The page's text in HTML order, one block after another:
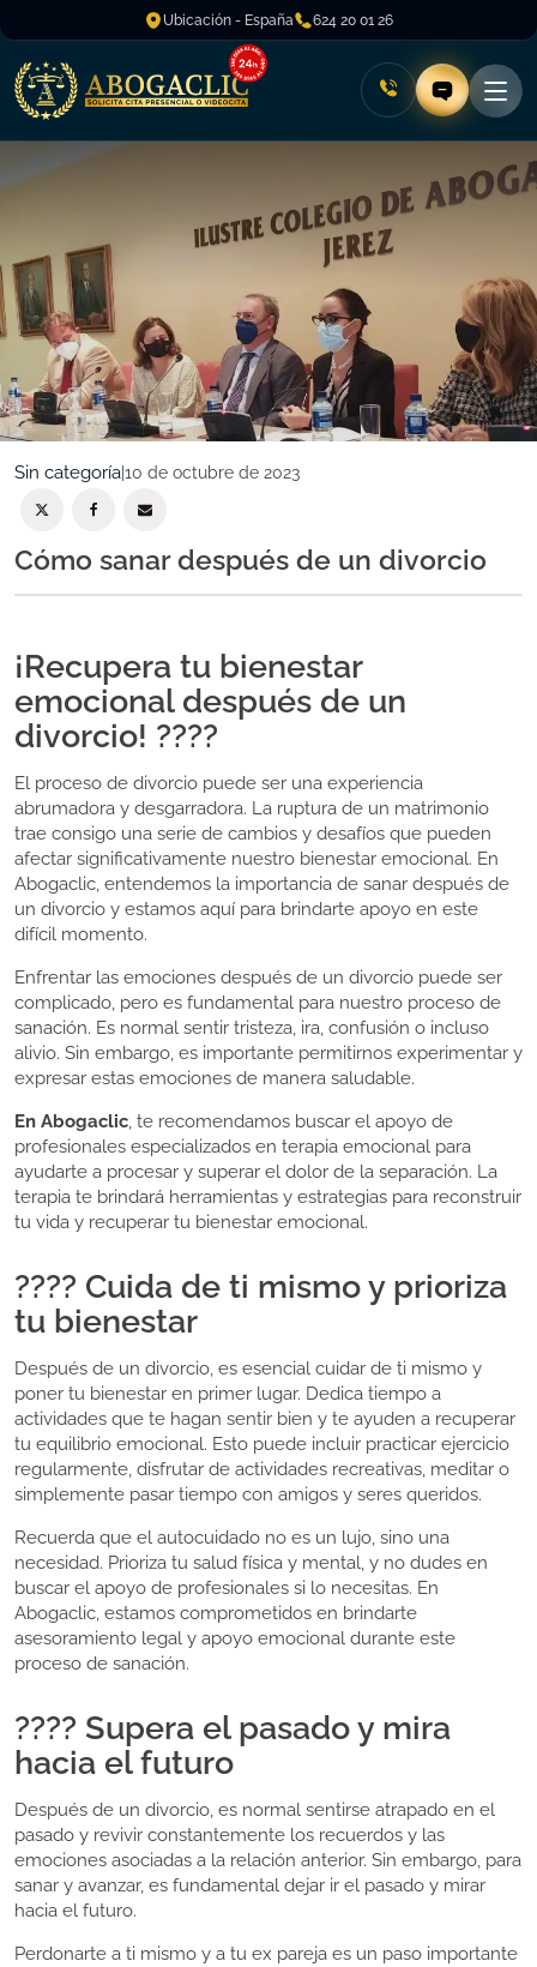
Ubicación - España 624 20 01 26
Sin categoría10 de octubre de 2023
Cómo sanar después de un divorcio
¡Recupera tu bienestar
emocional después de un
divorcio! ????
El proceso de divorcio puede ser una experiencia
abrumadora y desgarradora. La ruptura de un matrimonio
trae consigo una serie de cambios y desafíos que pueden
afectar significativamente nuestro bienestar emocional. En
Abogaclic, entendemos la importancia de sanar después de
un divorcio y estamos aquí para brindarte apoyo en este
difícil momento.
Enfrentar las emociones después de un divorcio puede ser
complicado, pero es fundamental para nuestro proceso de
sanación. Es normal sentir tristeza, ira, confusión o incluso
alivio. Sin embargo, es importante permitirnos experimentar y
expresar estas emociones de manera saludable.
En Abogaclic, te recomendamos buscar el apoyo de
profesionales especializados en terapia emocional para
ayudarte a procesar y superar el dolor de la separación. La
terapia te brindará herramientas y estrategias para reconstruir
tu vida y recuperar tu bienestar emocional.
???? Cuida de ti mismo y prioriza
tu bienestar
Después de un divorcio, es esencial cuidar de ti mismo y
poner tu bienestar en primer lugar. Dedica tiempo a
actividades que te hagan sentir bien y te ayuden a recuperar
tu equilibrio emocional. Esto puede incluir practicar ejercicio
regularmente, disfrutar de actividades recreativas, meditar o
simplemente pasar tiempo con amigos y seres queridos.
Recuerda que el autocuidado no es un lujo, sino una
necesidad. Prioriza tu salud física y mental, y no dudes en
buscar el apoyo de profesionales si lo necesitas. En
Abogaclic, estamos comprometidos en brindarte
asesoramiento legal y apoyo emocional durante este
proceso de sanación.
???? Supera el pasado y mira
hacia el futuro
Después de un divorcio, es normal sentirse atrapado en el
pasado y revivir constantemente los recuerdos y las
emociones asociadas a la relación anterior. Sin embargo, para
sanar y avanzar, es fundamental dejar ir el pasado y mirar
hacia el futuro.
Perdonarte a ti mismo y a tu ex pareja es un paso importante